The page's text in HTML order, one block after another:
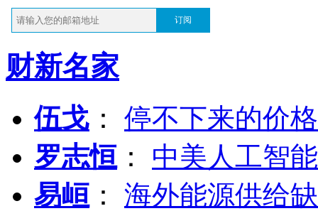
订阅
财新名家
伍戈 ： 停不下来的价
罗志恒 ： 中美人工智
易峘 ： 海外能源供给